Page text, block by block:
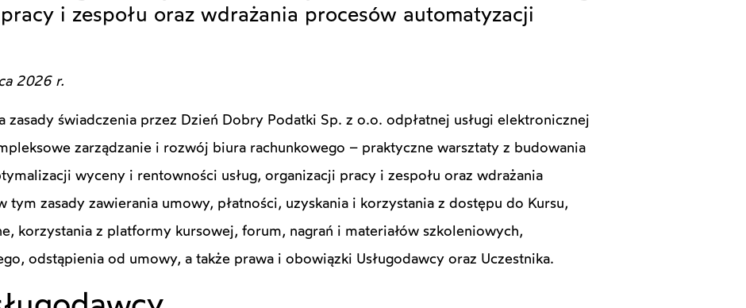
i zespołu oraz wdrażania procesów automatyzacji
2026 r.
zasady świadczenia przez Dzień Dobry Podatki Sp. z o.o. odpłatnej usługi elektronicznej
zarządzanie i rozwój biura rachunkowego – praktyczne warsztaty z budowania
wyceny i rentowności usług, organizacji pracy i zespołu oraz wdrażania
tym zasady zawierania umowy, płatności, uzyskania i korzystania z dostępu do Kursu,
korzystania z platformy kursowej, forum, nagrań i materiałów szkoleniowych,
odstąpienia od umowy, a także prawa i obowiązki Usługodawcy oraz Uczestnika.